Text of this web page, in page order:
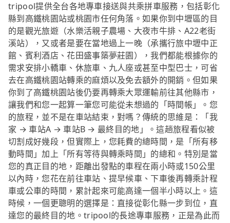
tripool提供全台各地專車接送與共乘拼車服務，包括彰化
縣到高鐵桃園站或桃園市任何角落。如果你到中壢區的目
的是觀光旅遊（水樂活親子農場、大夜市牛排、A22老街
溪站），又或者是要在當地過上一晚（承攜行旅中壢中正
館、賓利酒店、花田盛事築夢莊園），我們都能根據你的
需求安排小轎車、休旅車、九人座或甚至中型巴士，可省
去在高鐵桃園站轉乘的麻煩以及免去額外的開銷。但如果
你到了高鐵桃園站後仍要再轉乘大眾運輸前往其他縣市，
讓我們和您一起算一筆您可能從未想過的「時間帳」。您
的旅程，並不是在車站結束，對嗎？傳統的思維是：「我
家 → 車站A → 車站B → 最終目的地」。這趟旅程看似被
切割成好幾段，但實際上，您耗費的總時間，是「所有移
動時間」加上「所有等待與轉乘時間」的總和。特別是當
您的真正目的地，距離出發點的車程在兩小時或150公里
以內時，您花在前往車站、提早候車、下車後再轉乘計程
車或公車的時間，累計起來可能高達一個半小時以上。這
時候，一個更聰明的選擇是：直接從彰化縣一步到位，直
達您的最終目的地。tripool的長途專車服務，正是為此而